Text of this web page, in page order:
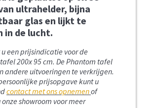
ultrahelder, bijna
glas en lijkt te
in de lucht.
een prijsindicatie voor de
200x 95 cm. De Phantom tafel
andere uitvoeringen te verkrijgen.
prijsopgave kunt u
contact met ons opnemenof
showroom voor meer